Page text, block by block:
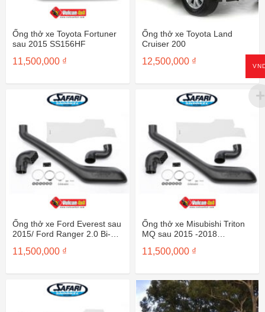
Ống thở xe Toyota Fortuner
sau 2015 SS156HF
11,500,000 ₫
Ống thở xe Toyota Land
Cruiser 200
12,500,000 ₫
Ống thở xe Ford Everest sau
2015/ Ford Ranger 2.0 Bi-
11,500,000 ₫
Ống thở xe Misubishi Triton
MQ sau 2015 -2018
11,500,000 ₫